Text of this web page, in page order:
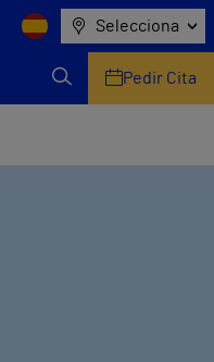
Selecciona
Pedir Cita